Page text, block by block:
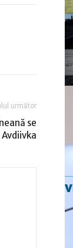
următor
se